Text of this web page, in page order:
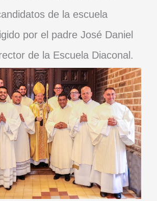
de la escuela
por el padre José Daniel
de la Escuela Diaconal.